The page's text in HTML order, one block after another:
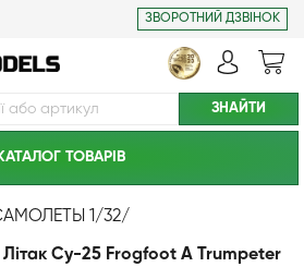
ЗВОРОТНИЙ ДЗВІНОК
ТОВАРIВ
1/32/
Літак Су-25 Frogfoot A Trumpeter